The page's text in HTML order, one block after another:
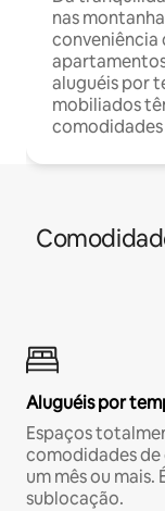
nas
conveniência
aluguéis por
mobiliados
comodidades
Aluguéis por
Espaços
comodidades de
um mês ou
sublocação.